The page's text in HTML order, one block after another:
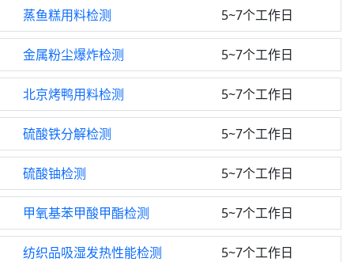
蒸鱼糕用料检测 5~7个工作日
金属粉尘爆炸检测 5~7个工作日
北京烤鸭用料检测 5~7个工作日
硫酸铁分解检测 5~7个工作日
硫酸铀检测 5~7个工作日
甲氧基苯甲酸甲酯检测 5~7个工作日
纺织品吸湿发热性能检测 5~7个工作日